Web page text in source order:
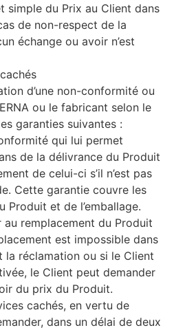
simple du Prix au Client dans
de non-respect de la
échange ou avoir n’est
d’une non-conformité ou
ou le fabricant selon le
garanties suivantes :
qui lui permet
de la délivrance du Produit
de celui-ci s’il n’est pas
Cette garantie couvre les
et de l’emballage.
au remplacement du Produit
est impossible dans
la réclamation ou si le Client
le Client peut demander
du prix du Produit.
cachés, en vertu de
dans un délai de deux